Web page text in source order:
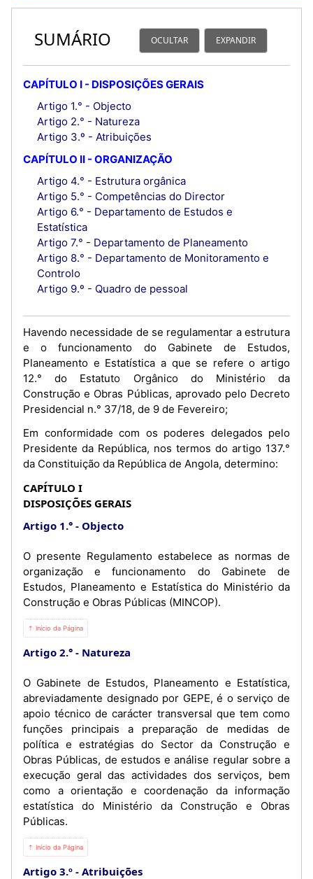
SUMÁRIO OCULTAR EXPANDIR
CAPÍTULO I - DISPOSIÇÕES GERAIS
Artigo 1.° - Objecto
Artigo 2.° - Natureza
Artigo 3.º - Atribuições
CAPÍTULO II - ORGANIZAÇÃO
Artigo 4.° - Estrutura orgânica
Artigo 5.° - Competências do Director
Artigo 6.° - Departamento de Estudos e
Estatística
Artigo 7.° - Departamento de Planeamento
Artigo 8.° - Departamento de Monitoramento e
Controlo
Artigo 9.º - Quadro de pessoal
Havendo necessidade de se regulamentar a estrutura
e o funcionamento do Gabinete de Estudos,
Planeamento e Estatística a que se refere o artigo
12.° do Estatuto Orgânico do Ministério da
Construção e Obras Públicas, aprovado pelo Decreto
Presidencial n.° 37/18, de 9 de Fevereiro;
Em conformidade com os poderes delegados pelo
Presidente da República, nos termos do artigo 137.°
da Constituição da República de Angola, determino:
CAPÍTULO I
DISPOSIÇÕES GERAIS
Artigo 1.°
Objecto
O presente Regulamento estabelece as normas de
organização e funcionamento do Gabinete de
Estudos, Planeamento e Estatística do Ministério da
Construção e Obras Públicas (MINCOP).
⇡ Início da Página
Artigo 2.° Natureza
O Gabinete de Estudos, Planeamento e Estatística,
abreviadamente designado por GEPE, é o serviço de
apoio técnico de carácter transversal que tem como
funções principais a preparação de medidas de
política e estratégias do Sector da Construção e
Obras Públicas, de estudos e análise regular sobre a
execução geral das actividades dos serviços, bem
como a orientação e coordenação da informação
estatística do Ministério da Construção e Obras
Públicas.
⇡ Início da Página
Artigo 3.º Atribuições